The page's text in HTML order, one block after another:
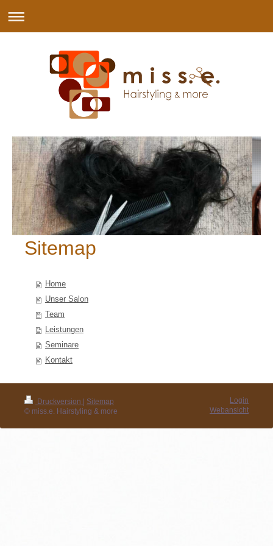
Sitemap
Home
Unser Salon
Team
Leistungen
Seminare
Kontakt
Druckversion
Sitemap
© miss.e. Hairstyling & more
Login
Webansicht